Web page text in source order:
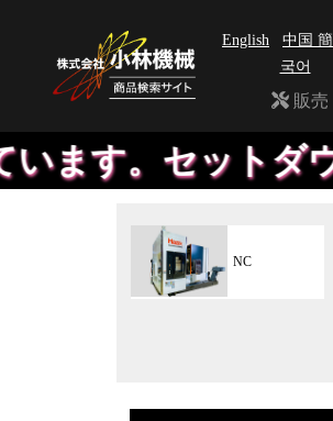
English 中国
국어
販売
ダウン、アッ
NC